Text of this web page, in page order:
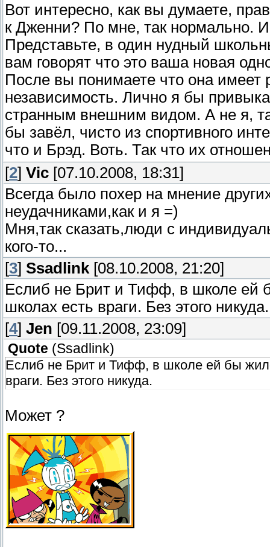
Вот интересно, как вы думаете,
к Дженни? По мне, так нормально.
Представьте, в один нудный
вам говорят что это ваша новая
После вы понимаете что она имеет
независимость. Лично я бы
странным внешним видом. А не я,
бы завёл, чисто из спортивного
что и Брэд. Воть. Так что их
[2] Vic [07.10.2008, 18:31]
Всегда было похер на мнение
неудачниками,как и я =)
Мня,так сказать,люди с
кого-то...
[3] Ssadlink [08.10.2008, 21:20]
Еслиб не Брит и Тифф, в школе ей
школах есть враги. Без этого никуда.
[4] Jen [09.11.2008, 23:09]
Quote (Ssadlink)
Еслиб не Брит и Тифф, в школе ей бы
враги. Без этого никуда.
Может ?